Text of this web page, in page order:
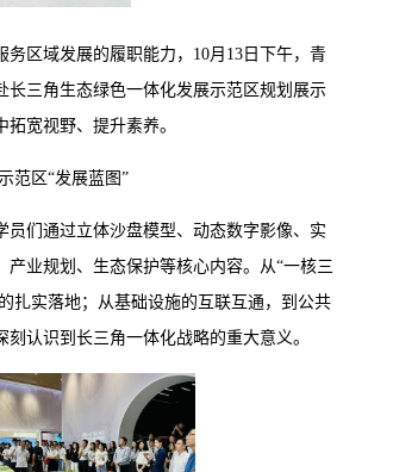
区域发展的履职能力，10月13日下午，青
三角生态绿色一体化发展示范区规划展示
宽视野、提升素养。
范区“发展蓝图”
们通过立体沙盘模型、动态数字影像、实
业规划、生态保护等核心内容。从“一核三
扎实落地；从基础设施的互联互通，到公共
认识到长三角一体化战略的重大意义。